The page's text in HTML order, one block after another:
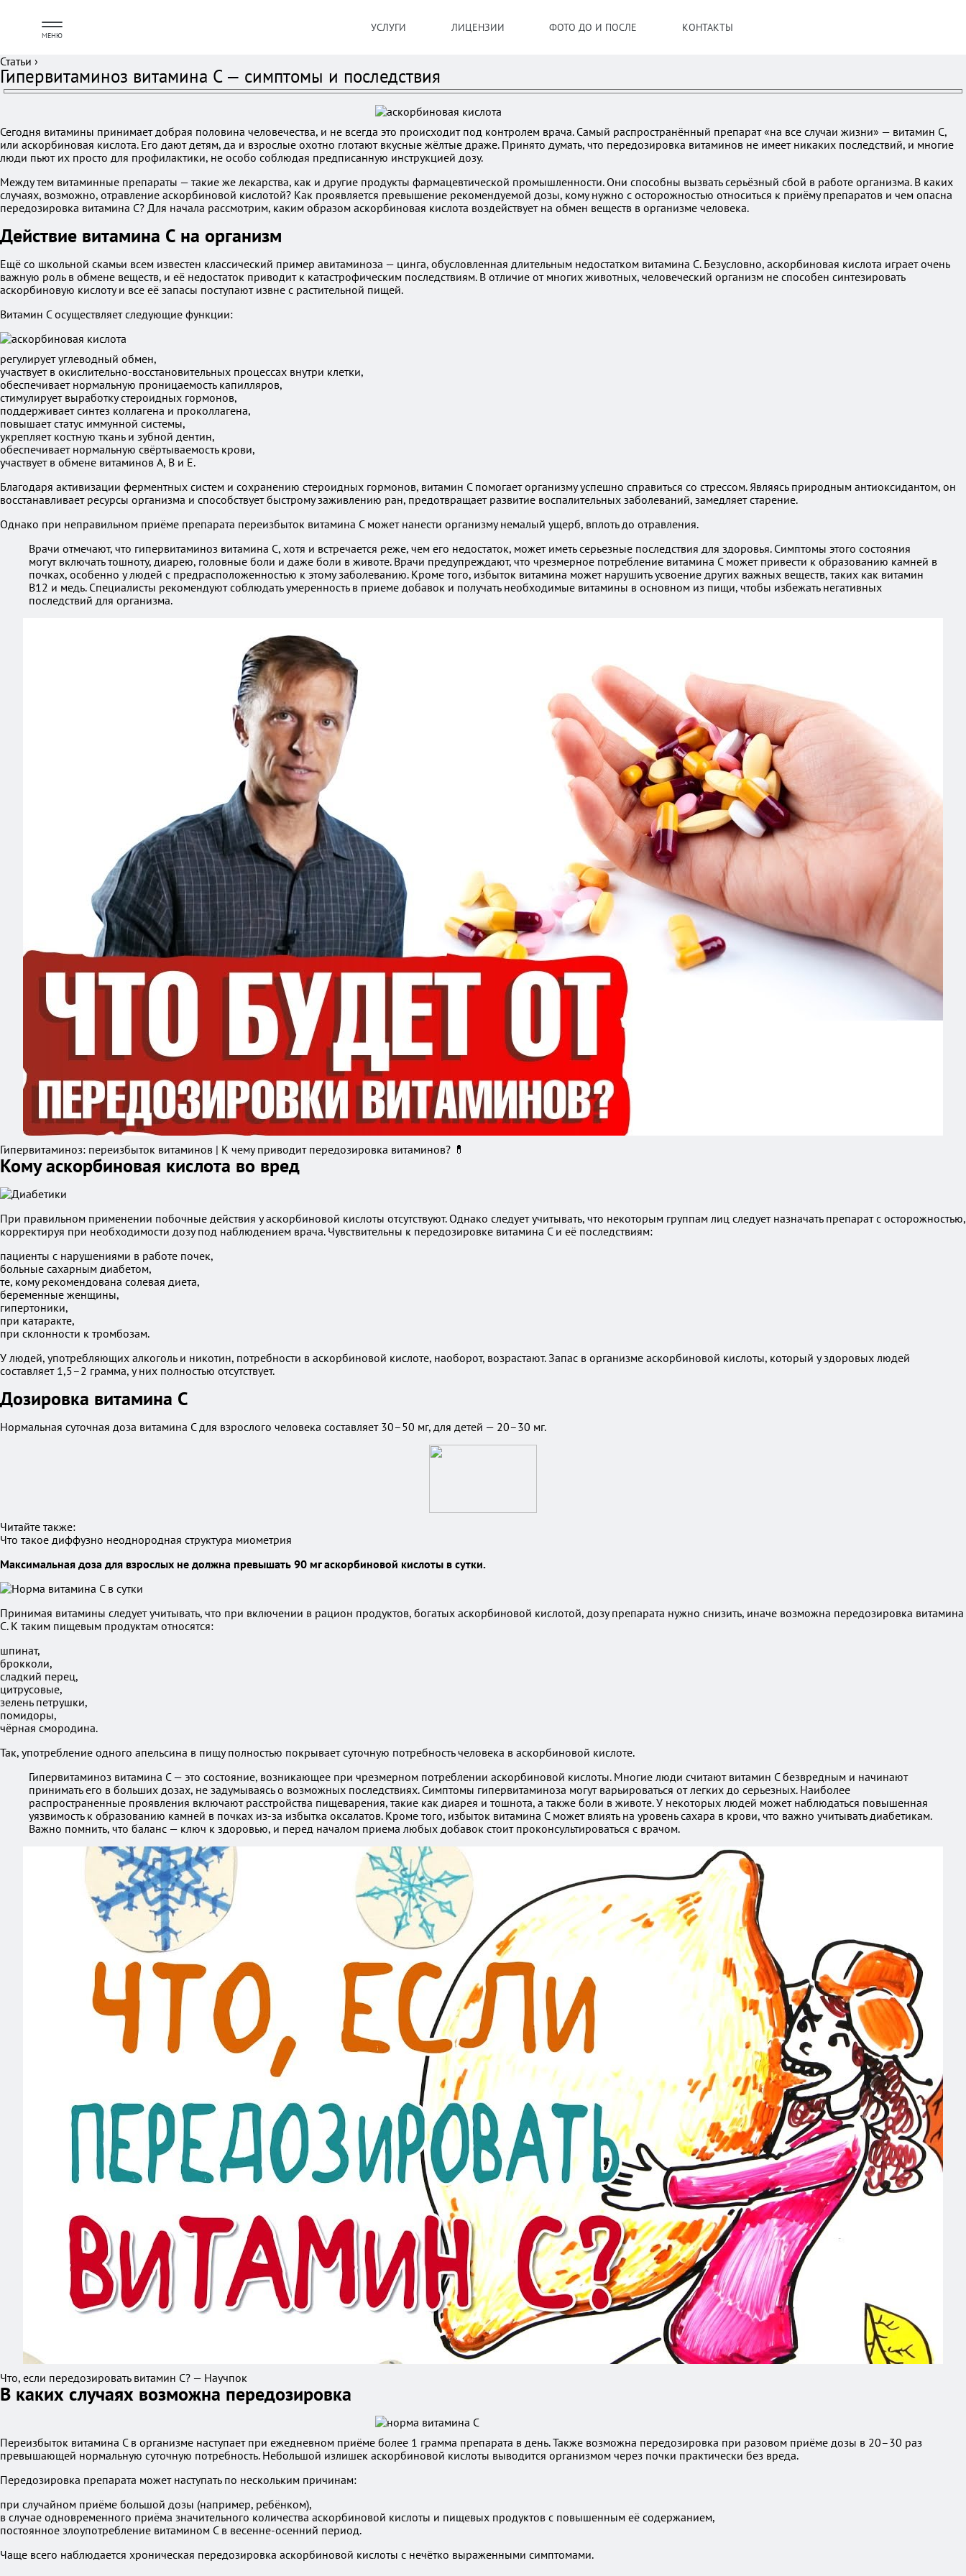
МЕНЮ
УСЛУГИ ЛИЦЕНЗИИ ФОТО ДО И ПОСЛЕ КОНТАКТЫ
Статьи ›
Гипервитаминоз витамина C — симптомы и последствия
Сегодня витамины принимает добрая половина человечества, и не всегда это происходит под контролем врача. Самый распространённый препарат «на все случаи жизни» — витамин C,
или аскорбиновая кислота. Его дают детям, да и взрослые охотно глотают вкусные жёлтые драже. Принято думать, что передозировка витаминов не имеет никаких последствий, и многие
люди пьют их просто для профилактики, не особо соблюдая предписанную инструкцией дозу.
Между тем витаминные препараты — такие же лекарства, как и другие продукты фармацевтической промышленности. Они способны вызвать серьёзный сбой в работе организма. В каких
случаях, возможно, отравление аскорбиновой кислотой? Как проявляется превышение рекомендуемой дозы, кому нужно с осторожностью относиться к приёму препаратов и чем опасна
передозировка витамина C? Для начала рассмотрим, каким образом аскорбиновая кислота воздействует на обмен веществ в организме человека.
Действие витамина C на организм
Ещё со школьной скамьи всем известен классический пример авитаминоза — цинга, обусловленная длительным недостатком витамина C. Безусловно, аскорбиновая кислота играет очень
важную роль в обмене веществ, и её недостаток приводит к катастрофическим последствиям. В отличие от многих животных, человеческий организм не способен синтезировать
аскорбиновую кислоту и все её запасы поступают извне с растительной пищей.
Витамин C осуществляет следующие функции:
регулирует углеводный обмен,
участвует в окислительно-восстановительных процессах внутри клетки,
обеспечивает нормальную проницаемость капилляров,
стимулирует выработку стероидных гормонов,
поддерживает синтез коллагена и проколлагена,
повышает статус иммунной системы,
укрепляет костную ткань и зубной дентин,
обеспечивает нормальную свёртываемость крови,
участвует в обмене витаминов A, B и E.
Благодаря активизации ферментных систем и сохранению стероидных гормонов, витамин C помогает организму успешно справиться со стрессом. Являясь природным антиоксидантом, он
восстанавливает ресурсы организма и способствует быстрому заживлению ран, предотвращает развитие воспалительных заболеваний, замедляет старение.
Однако при неправильном приёме препарата переизбыток витамина C может нанести организму немалый ущерб, вплоть до отравления.
Врачи отмечают, что гипервитаминоз витамина C, хотя и встречается реже, чем его недостаток, может иметь серьезные последствия для здоровья. Симптомы этого состояния
могут включать тошноту, диарею, головные боли и даже боли в животе. Врачи предупреждают, что чрезмерное потребление витамина C может привести к образованию камней в
почках, особенно у людей с предрасположенностью к этому заболеванию. Кроме того, избыток витамина может нарушить усвоение других важных веществ, таких как витамин
B12 и медь. Специалисты рекомендуют соблюдать умеренность в приеме добавок и получать необходимые витамины в основном из пищи, чтобы избежать негативных
последствий для организма.
Гипервитаминоз: переизбыток витаминов | К чему приводит передозировка витаминов? 💊
Кому аскорбиновая кислота во вред
При правильном применении побочные действия у аскорбиновой кислоты отсутствуют. Однако следует учитывать, что некоторым группам лиц следует назначать препарат с осторожностью,
корректируя при необходимости дозу под наблюдением врача. Чувствительны к передозировке витамина C и её последствиям:
пациенты с нарушениями в работе почек,
больные сахарным диабетом,
те, кому рекомендована солевая диета,
беременные женщины,
гипертоники,
при катаракте,
при склонности к тромбозам.
У людей, употребляющих алкоголь и никотин, потребности в аскорбиновой кислоте, наоборот, возрастают. Запас в организме аскорбиновой кислоты, который у здоровых людей
составляет 1,5–2 грамма, у них полностью отсутствует.
Дозировка витамина C
Нормальная суточная доза витамина C для взрослого человека составляет 30–50 мг, для детей — 20–30 мг.
Читайте также:
Что такое диффузно неоднородная структура миометрия
Максимальная доза для взрослых не должна превышать 90 мг аскорбиновой кислоты в сутки.
Принимая витамины следует учитывать, что при включении в рацион продуктов, богатых аскорбиновой кислотой, дозу препарата нужно снизить, иначе возможна передозировка витамина
C. К таким пищевым продуктам относятся:
шпинат,
брокколи,
сладкий перец,
цитрусовые,
зелень петрушки,
помидоры,
чёрная смородина.
Так, употребление одного апельсина в пищу полностью покрывает суточную потребность человека в аскорбиновой кислоте.
Гипервитаминоз витамина C — это состояние, возникающее при чрезмерном потреблении аскорбиновой кислоты. Многие люди считают витамин C безвредным и начинают
принимать его в больших дозах, не задумываясь о возможных последствиях. Симптомы гипервитаминоза могут варьироваться от легких до серьезных. Наиболее
распространенные проявления включают расстройства пищеварения, такие как диарея и тошнота, а также боли в животе. У некоторых людей может наблюдаться повышенная
уязвимость к образованию камней в почках из-за избытка оксалатов. Кроме того, избыток витамина C может влиять на уровень сахара в крови, что важно учитывать диабетикам.
Важно помнить, что баланс — ключ к здоровью, и перед началом приема любых добавок стоит проконсультироваться с врачом.
Что, если передозировать витамин С? — Научпок
В каких случаях возможна передозировка
Переизбыток витамина C в организме наступает при ежедневном приёме более 1 грамма препарата в день. Также возможна передозировка при разовом приёме дозы в 20–30 раз
превышающей нормальную суточную потребность. Небольшой излишек аскорбиновой кислоты выводится организмом через почки практически без вреда.
Передозировка препарата может наступать по нескольким причинам:
при случайном приёме большой дозы (например, ребёнком),
в случае одновременного приёма значительного количества аскорбиновой кислоты и пищевых продуктов с повышенным её содержанием,
постоянное злоупотребление витамином C в весенне-осенний период.
Чаще всего наблюдается хроническая передозировка аскорбиновой кислоты с нечётко выраженными симптомами.